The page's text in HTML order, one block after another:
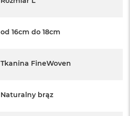
od 16cm do 18cm
Tkanina FineWoven
Naturalny brąz